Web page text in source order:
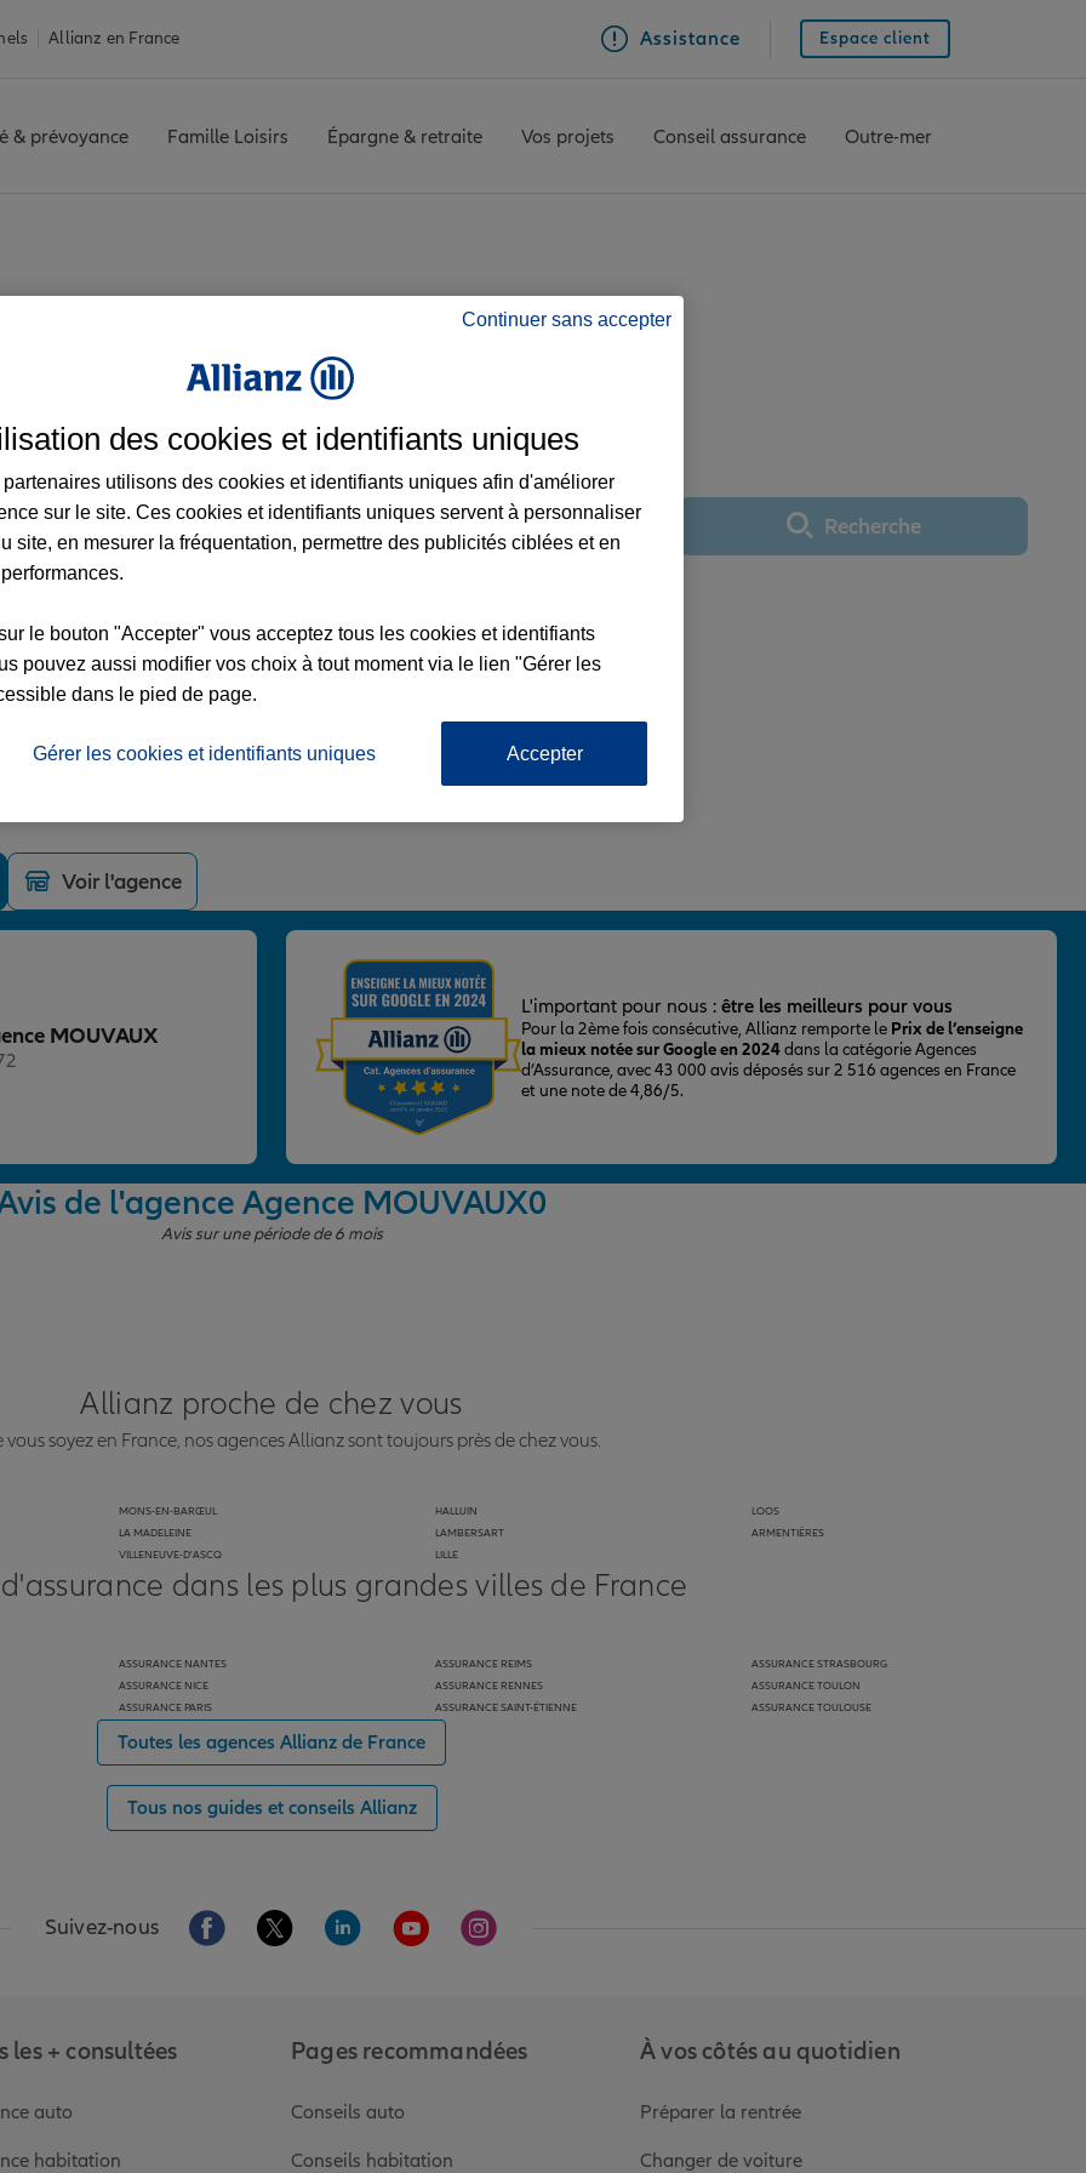
Allianz en France Assistance Espace client
& prévoyance Famille Loisirs Épargne & retraite Vos projets Conseil assurance Outre-mer
les avis de l'agence MOUVAUX
Utiliser ma positionRecherche
Voir l'agence
MOUVAUX
L'important pour nous : être les meilleurs pour vous
Pour la 2ème fois consécutive, Allianz remporte le Prix de l’enseigne
la mieux notée sur Google en 2024dans la catégorie Agences
d’Assurance, avec 43 000 avis déposés sur 2 516 agences en France
et une note de 4,86/5.
de l'agence Agence MOUVAUX0
Avis sur une période de 6 mois
Allianz proche de chez vous
vous soyez en France, nos agences Allianz sont toujours près de chez vous.
MONS-EN-BARŒUL
LA MADELEINE
VILLENEUVE-D'ASCQ
HALLUIN
LAMBERSART
LILLE
LOOS
ARMENTIÈRES
dans les plus grandes villes de France
ASSURANCE NANTES
ASSURANCE NICE
ASSURANCE PARIS
ASSURANCE REIMS
ASSURANCE RENNES
ASSURANCE SAINT-ÉTIENNE
ASSURANCE STRASBOURG
ASSURANCE TOULON
ASSURANCE TOULOUSE
Toutes les agences Allianz de France
Tous nos guides et conseils Allianz
Suivez-nous Aller sur la page Facebook de Allianz
Aller sur la page Twitter de Allianz
Aller sur la page Linkedin de Allianz
Aller sur la page Youtube de Allianz
Aller sur la page Instagram de Allianz
les + consultées
auto
habitation
Pages recommandées
Conseils auto
Conseils habitation
À vos côtés au quotidien
Préparer la rentrée
Changer de voiture
Continuer sans accepter
des cookies et identifiants uniques
partenaires utilisons des cookies et identifiants uniques afin d'améliorer
sur le site. Ces cookies et identifiants uniques servent à personnaliser
site, en mesurer la fréquentation, permettre des publicités ciblées et en
le bouton "Accepter" vous acceptez tous les cookies et identifiants
pouvez aussi modifier vos choix à tout moment via le lien "Gérer les
dans le pied de page.
Gérer les cookies et identifiants uniques Accepter